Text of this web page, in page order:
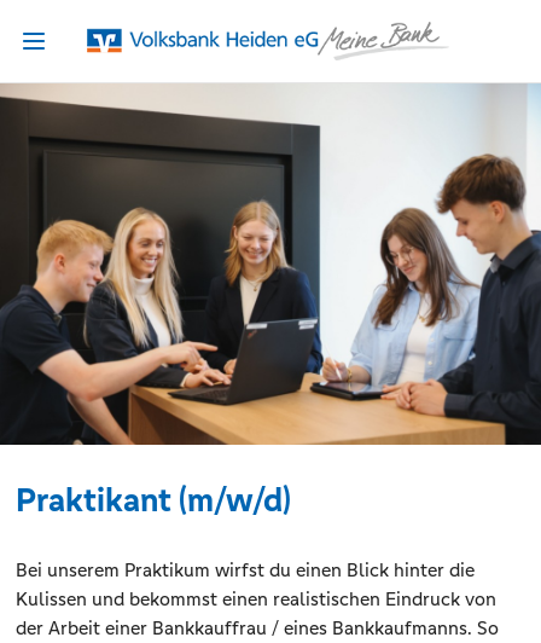
Praktikant (m/w/d)
Bei unserem Praktikum wirfst du einen Blick hinter die
Kulissen und bekommst einen realistischen Eindruck von
der Arbeit einer Bankkauffrau / eines Bankkaufmanns. So